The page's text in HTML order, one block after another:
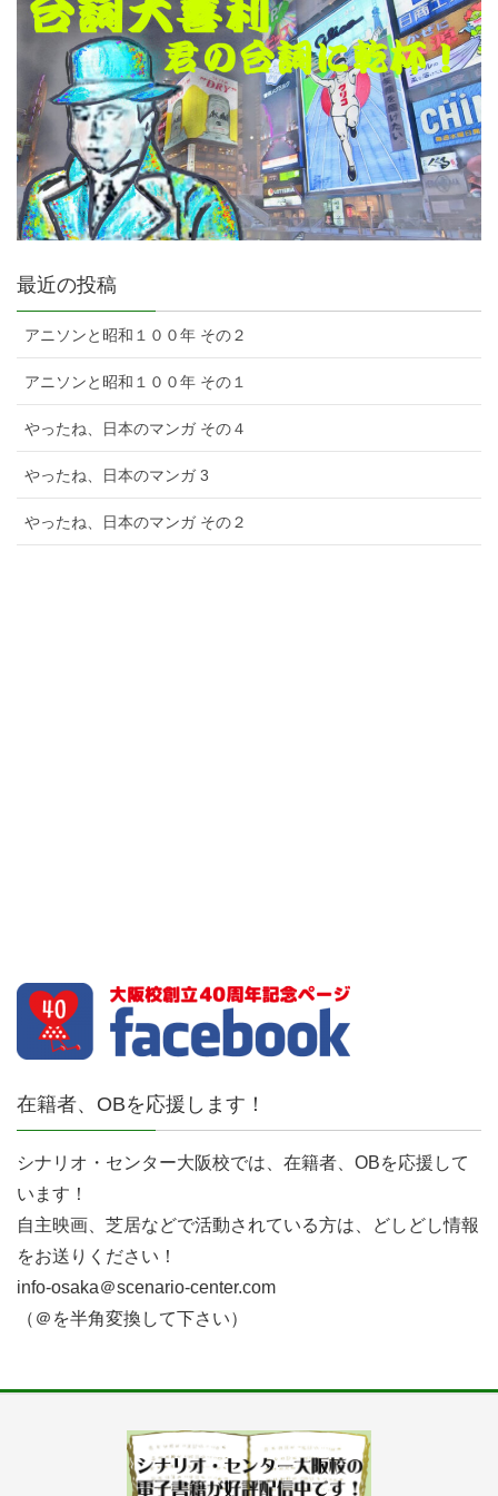
最近の投稿
アニソンと昭和１００年 その２
アニソンと昭和１００年 その１
やったね、日本のマンガ その４
やったね、日本のマンガ 3
やったね、日本のマンガ その２
在籍者、OBを応援します！
シナリオ・センター大阪校では、在籍者、OBを応援して
います！
自主映画、芝居などで活動されている方は、どしどし情報
をお送りください！
info-osaka＠scenario-center.com
（＠を半角変換して下さい）